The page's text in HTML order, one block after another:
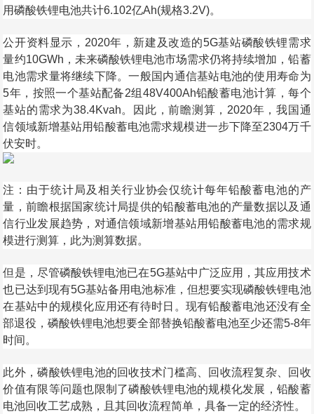
用磷酸铁锂电池共计6.102亿Ah(规格3.2V)。
公开资料显示，2020年，新建及改造的5G基站磷酸铁锂需求
量约10GWh，未来磷酸铁锂电池市场需求仍将持续增加，铅蓄
电池需求量将继续下降。一般国内通信基站电池的使用寿命为
5年，按照一个基站配备2组48V400Ah铅酸蓄电池计算，每个
基站的需求为38.4Kvah。因此，前瞻测算，2020年，我国通
信领域新增基站用铅酸蓄电池需求规模进一步下降至2304万千
伏安时。
注：由于统计局及相关行业协会仅统计每年铅酸蓄电池的产
量，前瞻根据国家统计局提供的铅酸蓄电池的产量数据以及通
信行业发展趋势，对通信领域新增基站用铅酸蓄电池的需求规
模进行测算，此为测算数据。
但是，尽管磷酸铁锂电池已在5G基站中广泛应用，其应用技术
也已达到现有5G基站备用电池标准，但想要实现磷酸铁锂电池
在基站中的规模化应用还有待时日。现有铅酸蓄电池还没有全
部退役，磷酸铁锂电池想要全部替换铅酸蓄电池至少还需5-8年
时间。
此外，磷酸铁锂电池的回收技术门槛高、回收流程复杂、回收
价值有限等问题也限制了磷酸铁锂电池的规模化发展，铅酸蓄
电池回收工艺成熟，且其回收流程简单，具备一定的经济性。